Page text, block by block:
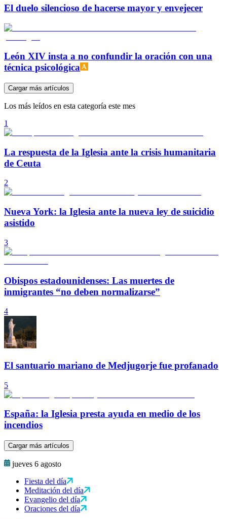
El duelo silencioso de hacerse mayor y envejecer
León XIV insta a no confundir la oración con una
técnica psicológica
Cargar más artículos
Los más leídos en esta categoría este mes
1
La respuesta de la Iglesia ante la crisis humanitaria
de Ceuta
2
Nueva York: la Iglesia ante la nueva ley de suicidio
asistido
3
Obispos estadounidenses: Las muertes de
inmigrantes “no deben normalizarse”
4
El santuario mariano de Medjugorje fue profanado
5
España: la Iglesia presta ayuda en medio de los
incendios
Cargar más artículos
jueves 6 agosto
Fiesta del día
Meditación del día
Evangelio del día
Oraciones del día